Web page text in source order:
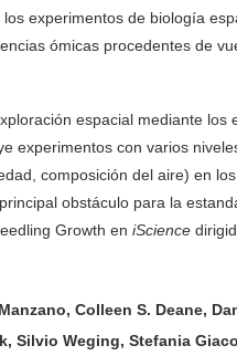
experimentos de biología
ómicas procedentes de
espacial mediante
experimentos con varios
composición del aire) en
obstáculo para la
Growth en iScience
Colleen S. Deane,
Silvio Weging, Stefania